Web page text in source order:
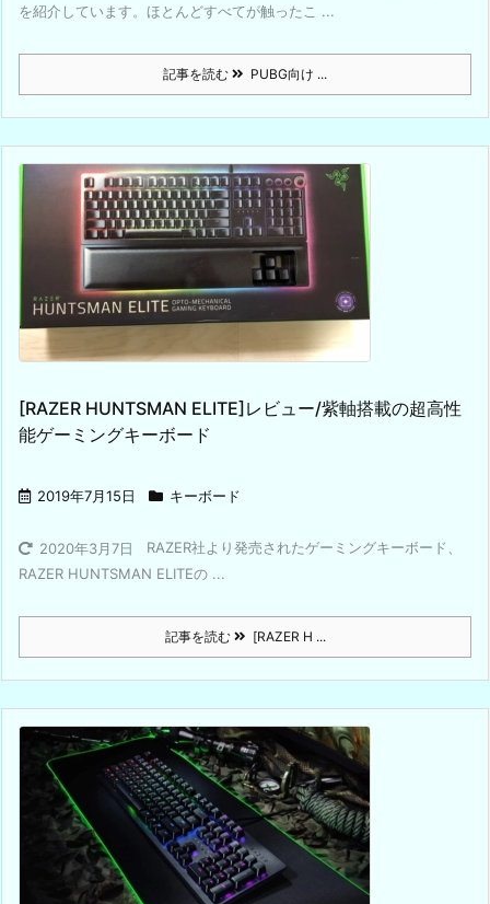
を紹介しています。ほとんどすべてが触ったこ ...
記事を読む PUBG向け ...
[RAZER HUNTSMAN ELITE]レビュー/紫軸搭載の超高性
能ゲーミングキーボード
2019年7月15日 キーボード
2020年3月7日
RAZER社より発売されたゲーミングキーボード、
RAZER HUNTSMAN ELITEの ...
記事を読む [RAZER H ...